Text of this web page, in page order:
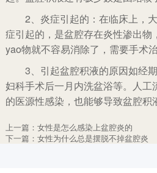
2、炎症引起的：在临床上，
症引起的，是盆腔存在炎性渗出物
yao物就不容易消除了，需要手术治
3、引起盆腔积液的原因如经
妇科手术后一月内洗盆浴等。人工
的医源性感染，也能够导致盆腔积
上一篇： 女性是怎么感染上盆腔炎的
下一篇： 女性为什么总是摆脱不掉盆腔炎